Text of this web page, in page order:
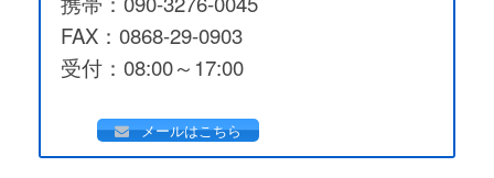
FAX：0868-29-0903
受付：08:00～17:00
メールはこちら